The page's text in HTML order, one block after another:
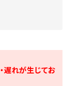
遅れが生じてお